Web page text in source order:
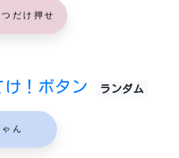
だけ押せ
け！ボタン ランダム
ん